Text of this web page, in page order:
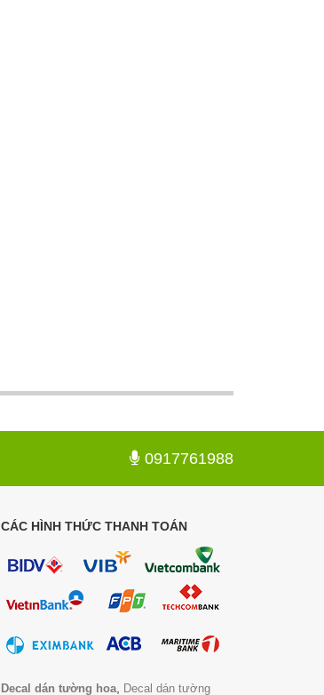
0917761988
CÁC HÌNH THỨC THANH TOÁN
Decal dán tường hoa, Decal dán tường